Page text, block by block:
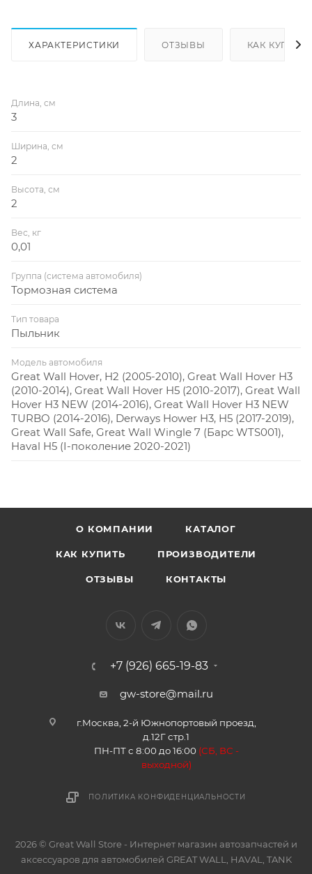
ХАРАКТЕРИСТИКИ ОТЗЫВЫ КАК КУПИТЬ
Длина, см
3
Ширина, см
2
Высота, см
2
Вес, кг
0,01
Группа (система автомобиля)
Тормозная система
Тип товара
Пыльник
Модель автомобиля
Great Wall Hover, H2 (2005-2010), Great Wall Hover H3
(2010-2014), Great Wall Hover H5 (2010-2017), Great Wall
Hover H3 NEW (2014-2016), Great Wall Hover H3 NEW
TURBO (2014-2016), Derways Hower H3, H5 (2017-2019),
Great Wall Safe, Great Wall Wingle 7 (Барс WTS001),
Haval H5 (I-поколение 2020-2021)
О КОМПАНИИ КАТАЛОГ
КАК КУПИТЬ ПРОИЗВОДИТЕЛИ
ОТЗЫВЫ КОНТАКТЫ
+7 (926) 665-19-83
gw-store@mail.ru
г.Москва, 2-й Южнопортовый проезд,
д.12Г стр.1
ПН-ПТ с 8:00 до 16:00 (СБ, ВС -
выходной)
ПОЛИТИКА КОНФИДЕНЦИАЛЬНОСТИ
2026 © Great Wall Store - Интернет магазин автозапчастей и
аксессуаров для автомобилей GREAT WALL, HAVAL, TANK